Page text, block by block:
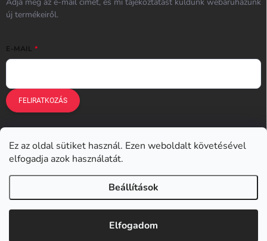
Ez az oldal sütiket használ. Ezen weboldalt követésével
elfogadja azok használatát.
Beállítások
Elfogadom
új termékeiről.
E-MAIL
FELIRATKOZÁS
Earplugs.cz Earplugs.sk
Earplugs.at Earplugs.ro Lunesto.cz
Earplugs.hu . Minden jog fenntartva.